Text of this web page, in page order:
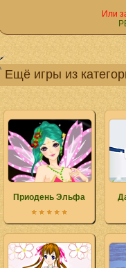
Или
Ещё игры из
Приодень Эльфа